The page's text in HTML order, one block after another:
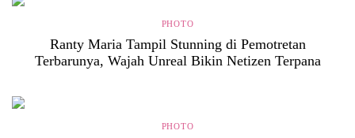
PHOTO
Ranty Maria Tampil Stunning di Pemotretan
Terbarunya, Wajah Unreal Bikin Netizen Terpana
PHOTO